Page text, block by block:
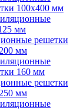
100х400 мм
мм
решетки
мм
160 мм
решетки
мм